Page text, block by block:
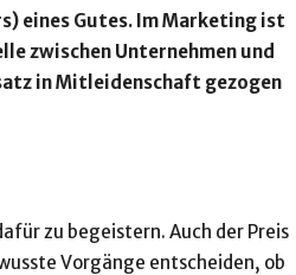
eines Gutes. Im Marketing ist
zwischen Unternehmen und
in Mitleidenschaft gezogen
zu begeistern. Auch der Preis
Vorgänge entscheiden, ob